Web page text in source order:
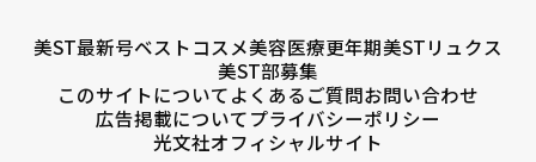
美ST最新号ベストコスメ美容医療更年期美STリュクス
美ST部募集
このサイトについてよくあるご質問お問い合わせ
広告掲載についてプライバシーポリシー
光文社オフィシャルサイト